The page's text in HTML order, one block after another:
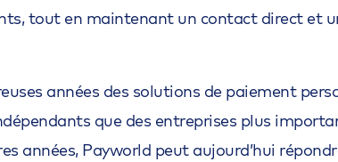
tout en maintenant un contact direct et
années des solutions de paiement
que des entreprises plus
années, Payworld peut aujourd’hui